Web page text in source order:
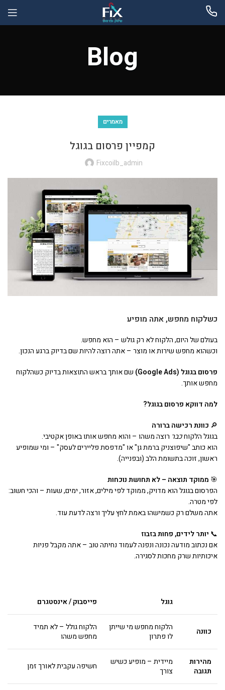
Blog
מאמרים
קמפיין פרסום בגוגל
Fixcoilb_admin
כשלקוח מחפש, אתה מופיע
בעולם של היום, הלקוח לא רק גולש – הוא מחפש.
וכשהוא מחפש שירות או מוצר – אתה רוצה להיות שם בדיוק ברגע הנכון.
פרסום בגוגל (Google Ads)
שם אותך בראש התוצאות בדיוק כשהלקוח
מחפש אותך.
למה דווקא פרסום בגוגל?
🔎 כוונת רכישה ברורה
בגוגל הלקוחכבר רוצה משהו – והוא מחפש אותו באופן אקטיבי.
הוא כותב "שיפוצניק ברמת גן" או "מדפסת פליירים לעסק" – ומי שמופיע
ראשון, זוכה בתשומת הלב (ובפנייה).
🎯 ממוקד תוצאה – לא תחושת נוכחות
הפרסום בגוגל הוא מדויק, ממוקד לפי מילים, אזור, ימים, שעות – והכי חשוב:
לפי מטרה.
אתה משלם רק כשמישהו באמת לחץ עליך ורצה לדעת עוד.
📞 יותר לידים, פחות בזבוז
אם נכתוב מודעה נכונה ונפנה לעמוד נחיתה טוב – אתה מקבל פניות
איכותיות שרק מחכות לסגירה.
גוגל פייסבוק / אינסטגרם
כוונה
הלקוח מחפש מי שייתן
לו פתרון
הלקוח גולל – לא תמיד
מחפש משהו
מהירות
תגובה
מיידית – מופיע כשיש
צורך
חשיפה עקבית לאורך זמן